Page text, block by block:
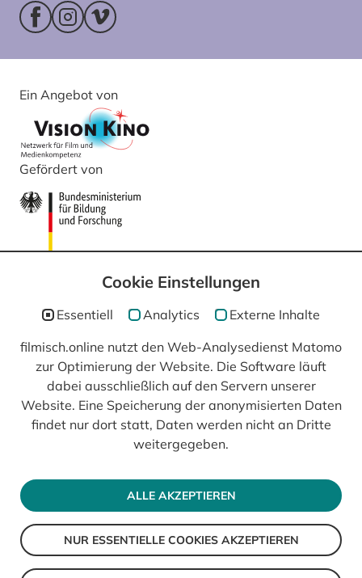
Facebookseite (öffnet im neuen Fenster)
Instagram (öffnet im neuen Fenster)
Vimeo (öffnet im neuen Fenster)
Ein Angebot von
Gefördert von
In Kooperation mit
© 2026 filmisch
Cookie Einstellungen
Essentiell Analytics Externe Inhalte
filmisch.online nutzt den Web-Analysedienst Matomo
zur Optimierung der Website. Die Software läuft
dabei ausschließlich auf den Servern unserer
Website. Eine Speicherung der anonymisierten Daten
findet nur dort statt, Daten werden nicht an Dritte
weitergegeben.
ALLE AKZEPTIEREN
NUR ESSENTIELLE COOKIES AKZEPTIEREN